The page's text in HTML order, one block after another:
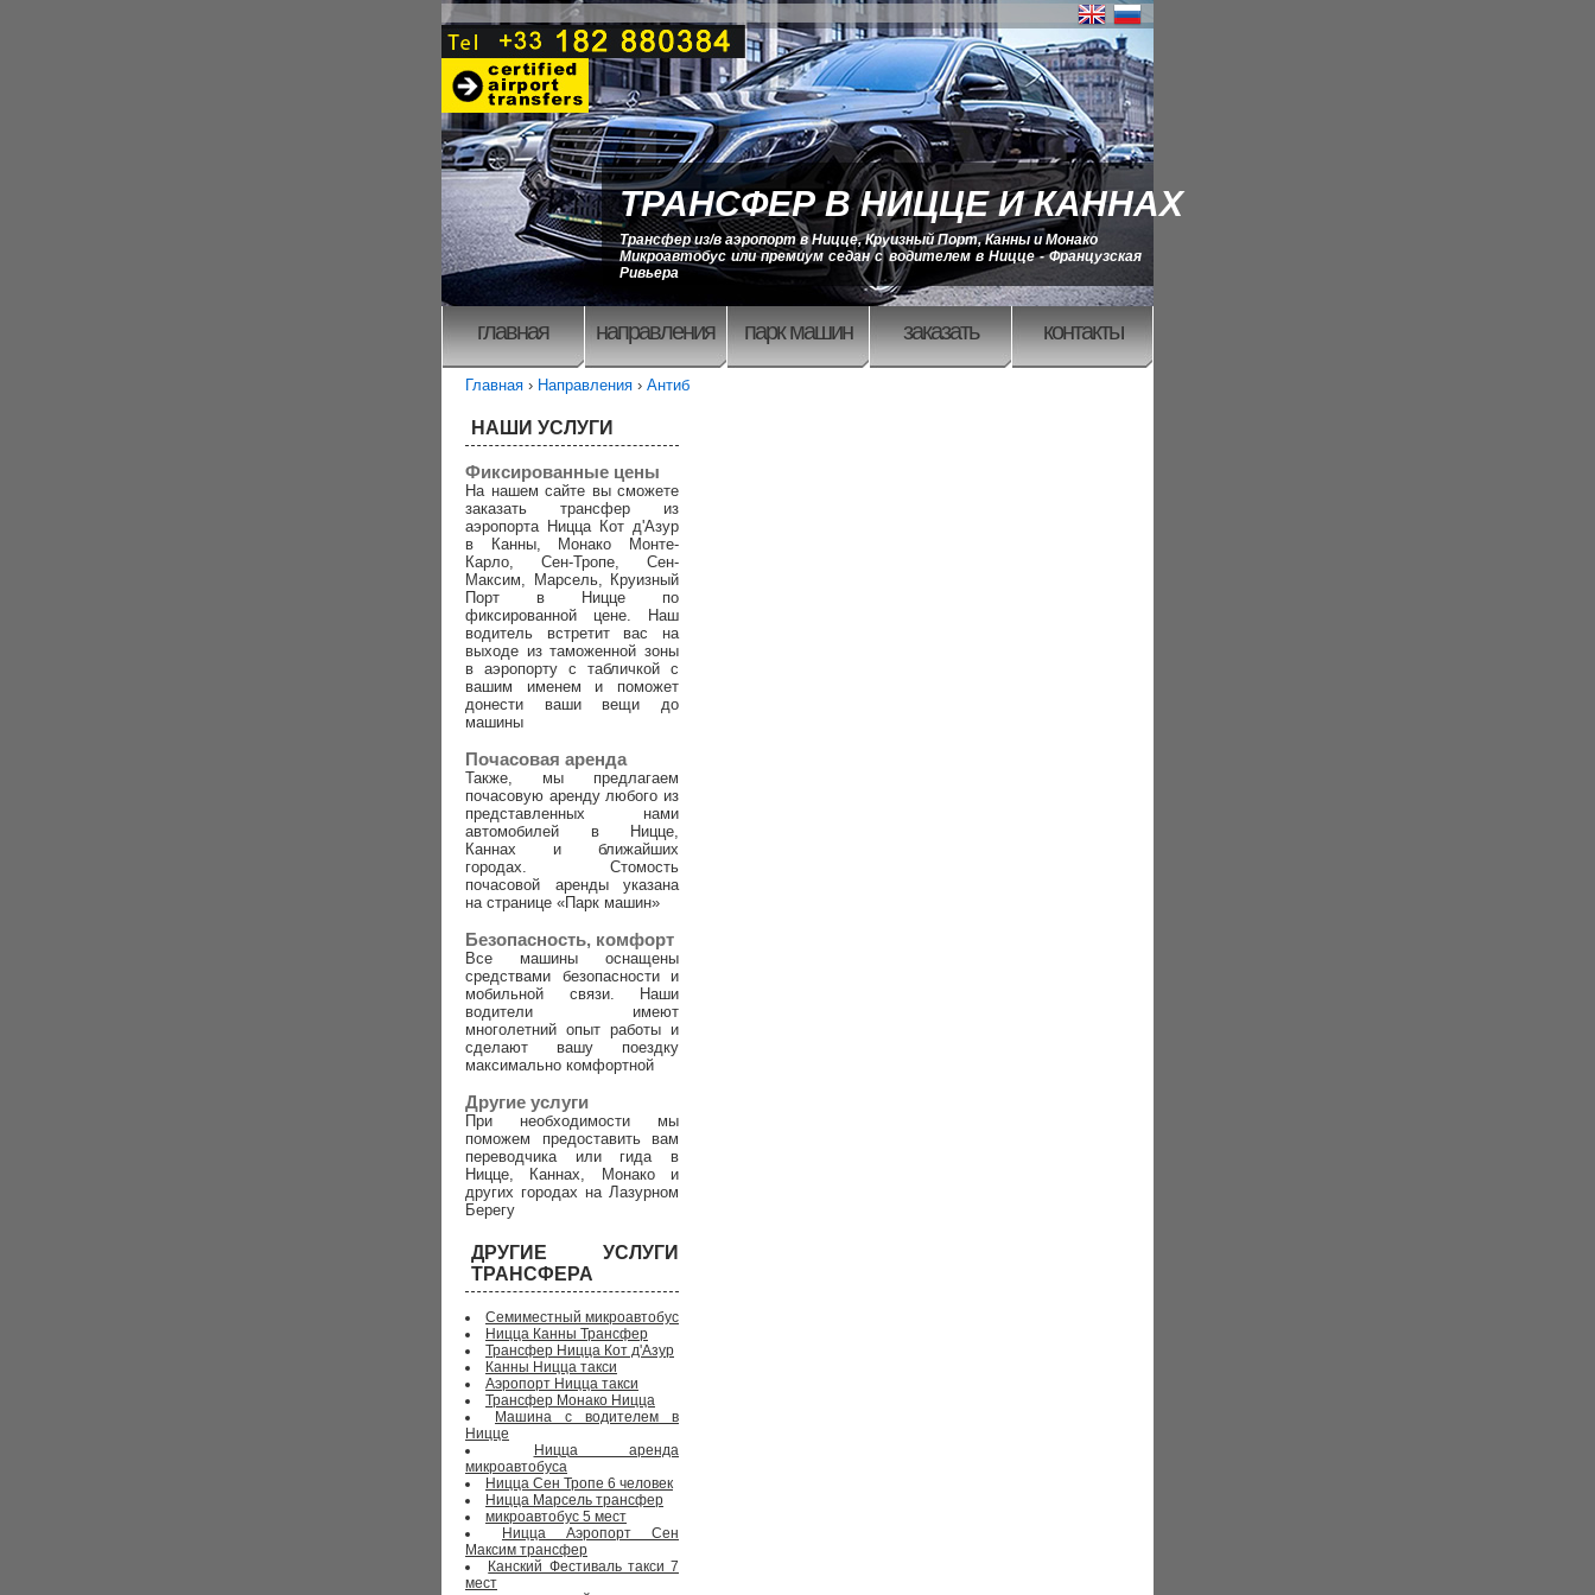
ТРАНСФЕР В НИЦЦЕ И КАННАХ
Трансфер из/в аэропорт в Ницце, Круизный Порт, Канны и Монако
Микроавтобус или премиум седан с водителем в Ницце - Французская
Ривьера
главная направления парк машин заказать контакты
Главная › Направления › Антиб
НАШИ УСЛУГИ
Фиксированные цены
На нашем сайте вы сможете
заказать трансфер из
аэропорта Ницца Кот д'Азур
в Канны, Монако Монте-
Карло, Сен-Тропе, Сен-
Максим, Марсель, Круизный
Порт в Ницце по
фиксированной цене. Наш
водитель встретит вас на
выходе из таможенной зоны
в аэропорту с табличкой с
вашим именем и поможет
донести ваши вещи до
машины
Почасовая аренда
Также, мы предлагаем
почасовую аренду любого из
представленных нами
автомобилей в Ницце,
Каннах и ближайших
городах. Стомость
почасовой аренды указана
на странице «Парк машин»
Безопасность, комфорт
Все машины оснащены
средствами безопасности и
мобильной связи. Наши
водители имеют
многолетний опыт работы и
сделают вашу поездку
максимально комфортной
Другие услуги
При необходимости мы
поможем предоставить вам
переводчика или гида в
Ницце, Каннах, Монако и
других городах на Лазурном
Берегу
ДРУГИЕ УСЛУГИ
ТРАНСФЕРА
Семиместный микроавтобус
Ницца Канны Трансфер
Трансфер Ницца Кот д'Азур
Канны Ницца такси
Аэропорт Ницца такси
Трансфер Монако Ницца
Машина с водителем в
Ницце
Ницца аренда
микроавтобуса
Ницца Сен Тропе 6 человек
Ницца Марсель трансфер
микроавтобус 5 мест
Ницца Аэропорт Сен
Максим трансфер
Канский Фестиваль такси 7
мест